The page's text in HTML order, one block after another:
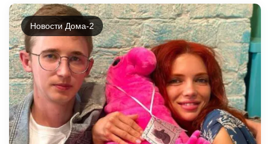
Новости Дома-2